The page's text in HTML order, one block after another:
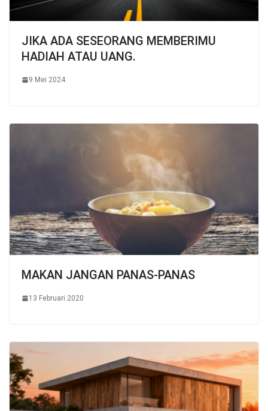
JIKA ADA SESEORANG MEMBERIMU
HADIAH ATAU UANG.
9 Mei 2024
MAKAN JANGAN PANAS-PANAS
13 Februari 2020